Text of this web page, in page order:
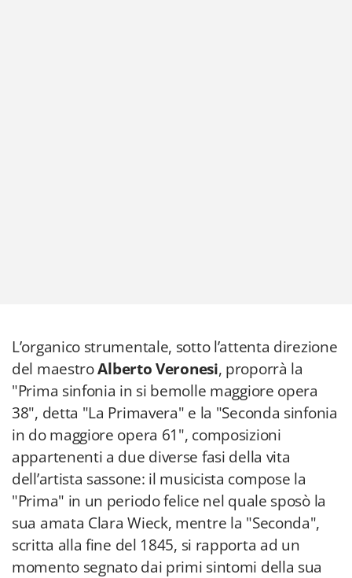
L’organico strumentale, sotto l’attenta direzione
del maestroAlberto Veronesi, proporrà la
"Prima sinfonia in si bemolle maggiore opera
38", detta "La Primavera" e la "Seconda sinfonia
in do maggiore opera 61", composizioni
appartenenti a due diverse fasi della vita
dell’artista sassone: il musicista compose la
"Prima" in un periodo felice nel quale sposò la
sua amata Clara Wieck, mentre la "Seconda",
scritta alla fine del 1845, si rapporta ad un
momento segnato dai primi sintomi della sua